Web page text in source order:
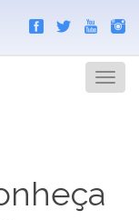
Menu